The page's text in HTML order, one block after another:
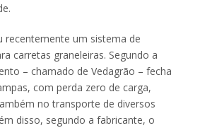
recentemente um sistema de
carretas graneleiras. Segundo a
– chamado de Vedagrão – fecha
com perda zero de carga,
no transporte de diversos
disso, segundo a fabricante, o